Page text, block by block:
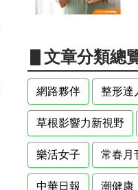
▋文章分類總
網路夥伴 整形達
草根影響力新視野
樂活女子 常春月
中華日報 潮健康